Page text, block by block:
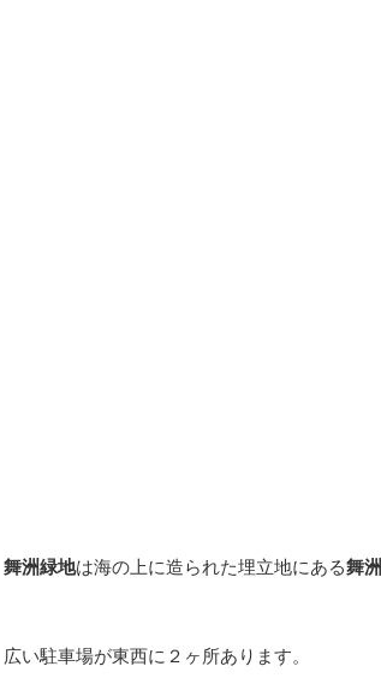
舞洲緑地は海の上に造られた埋立地にある舞洲
広い駐車場が東西に２ヶ所あります。